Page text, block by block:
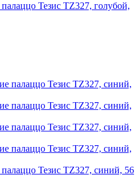
Тезис TZ327, голубой,
Тезис TZ327, синий, 56